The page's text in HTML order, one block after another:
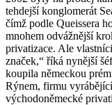
tehdejší konglomerát
čímž podle Queissera
mnohem odvážnější
privatizace. Ale
značek,“ říká nynější
koupila německou
Rýnem, firmu
východoněmecké